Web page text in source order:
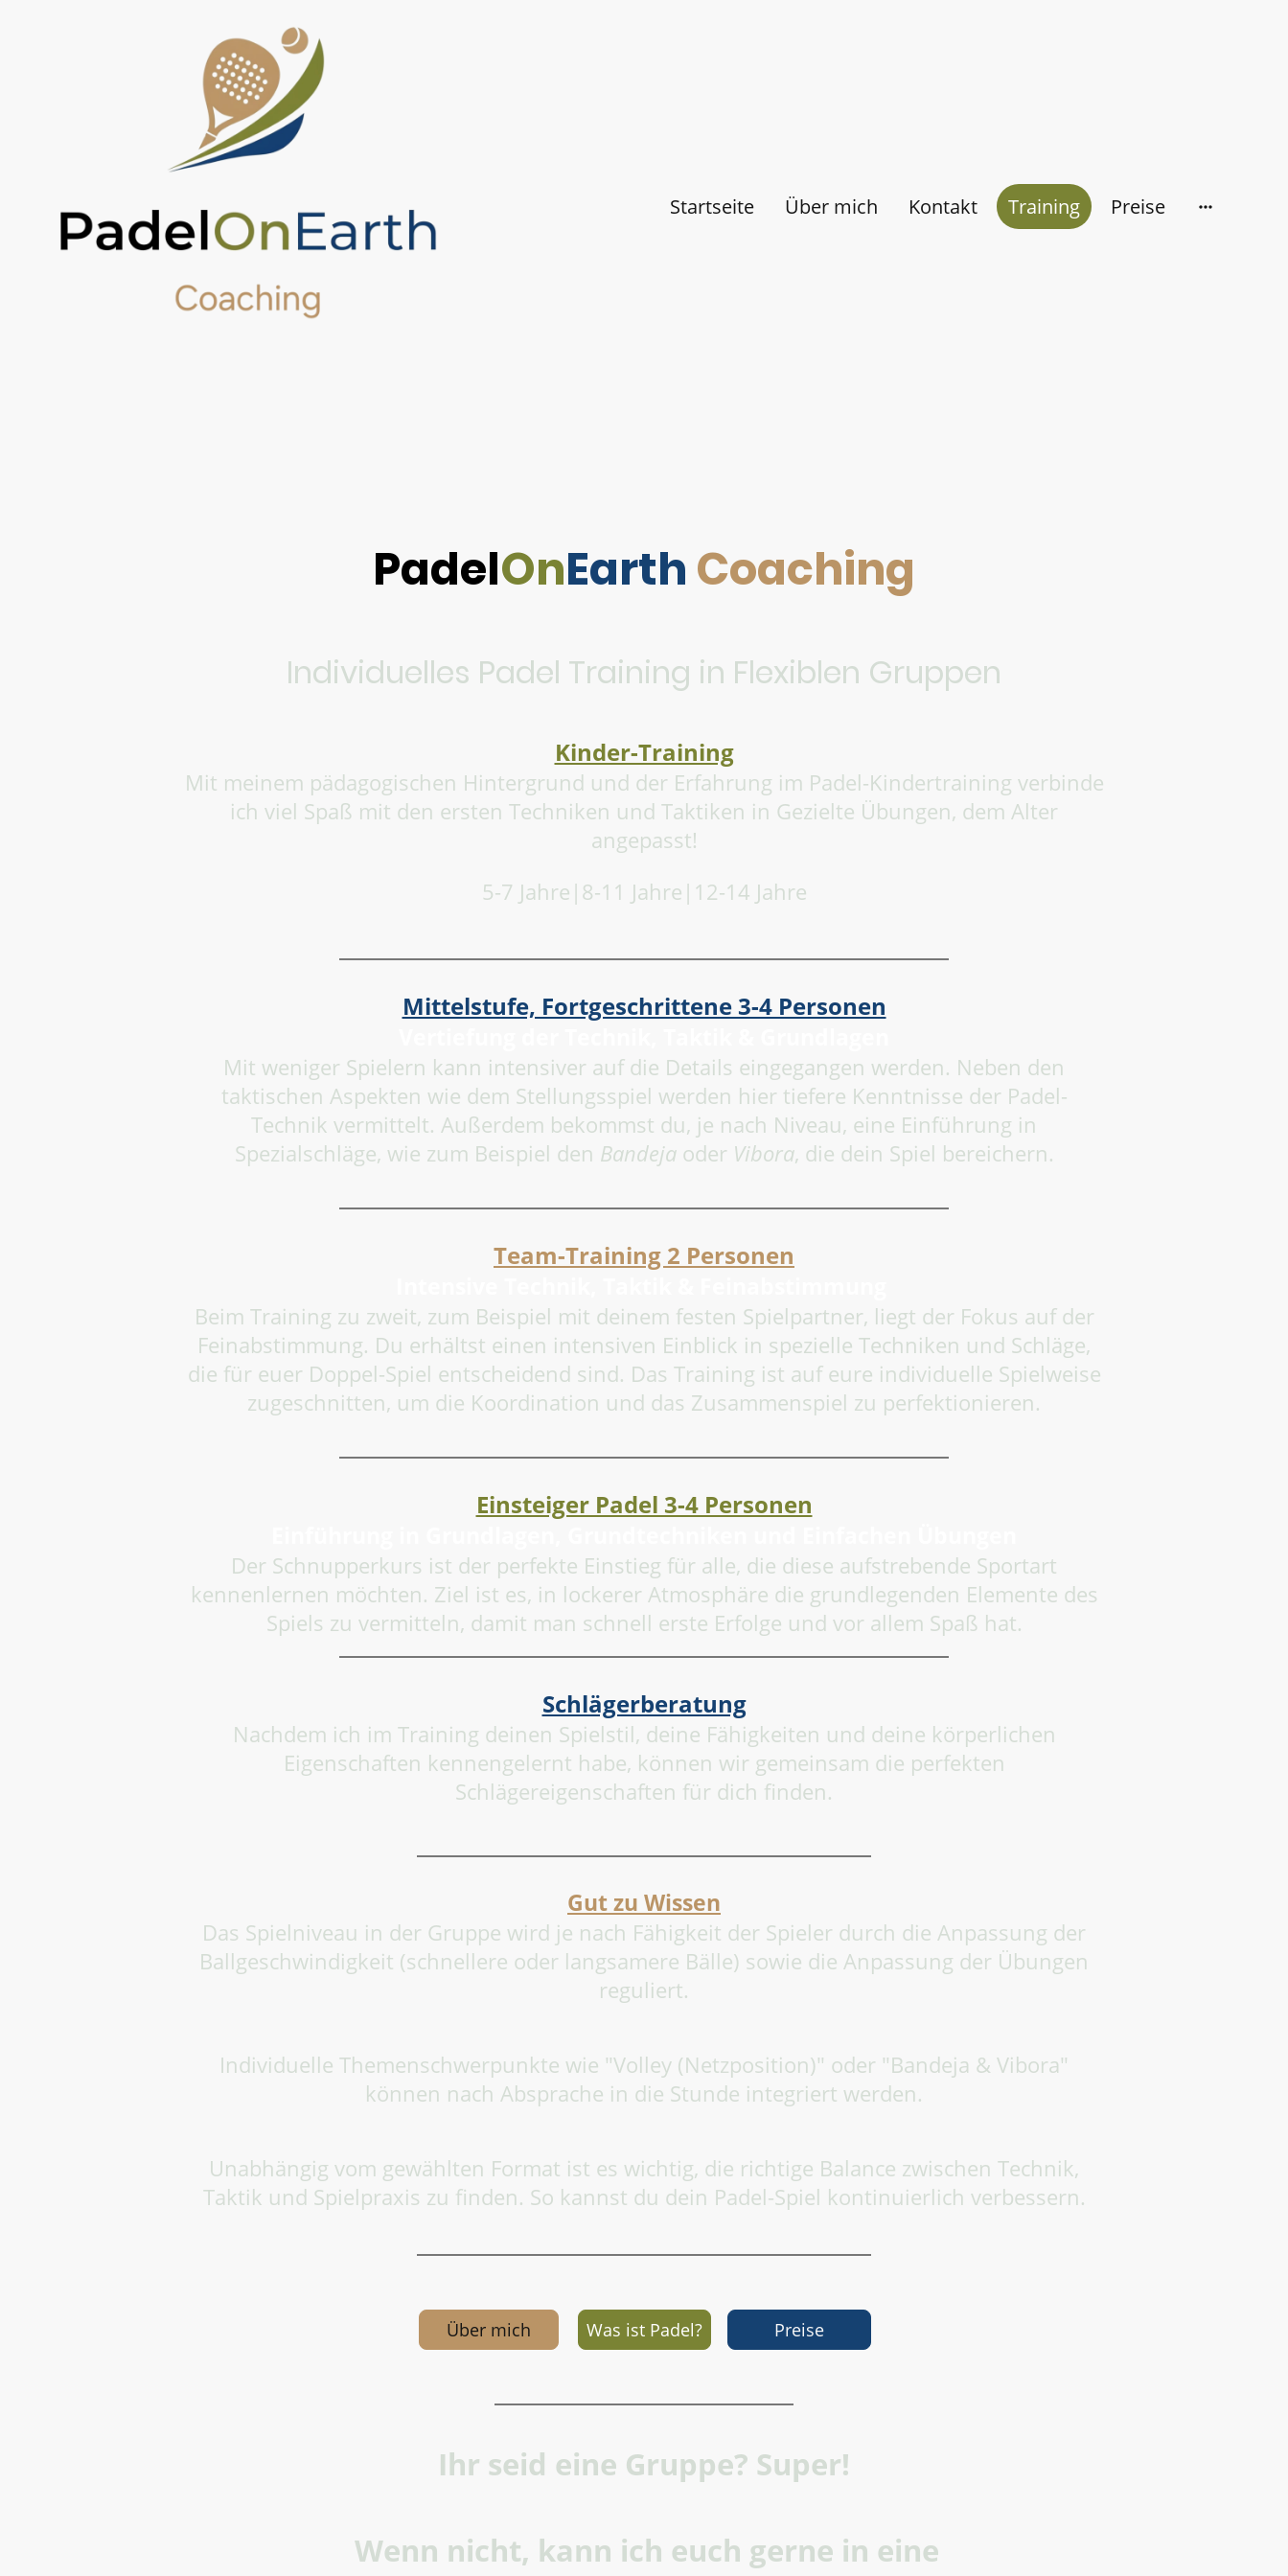
Startseite Über mich Kontakt Training Preise
PadelOnEarth Coaching
Individuelles Padel Training in Flexiblen Gruppen
Kinder-Training
Mit meinem pädagogischen Hintergrund und der Erfahrung im Padel-Kindertraining verbinde
ich viel Spaß mit den ersten Techniken und Taktiken in Gezielte Übungen, dem Alter
angepasst!
5-7 Jahre| 8-11 Jahre|12-14 Jahre
Team-Training 2 Personen
Beim Training zu zweit, zum Beispiel mit deinem festen Spielpartner, liegt der Fokus auf der
Feinabstimmung. Du erhältst einen intensiven Einblick in spezielle Techniken und Schläge,
die für euer Doppel-Spiel entscheidend sind. Das Training ist auf eure individuelle Spielweise
zugeschnitten, um die Koordination und das Zusammenspiel zu perfektionieren.
Einsteiger Padel 3-4 Personen
Der Schnupperkurs ist der perfekte Einstieg für alle, die diese aufstrebende Sportart
kennenlernen möchten. Ziel ist es, in lockerer Atmosphäre die grundlegenden Elemente des
Spiels zu vermitteln, damit man schnell erste Erfolge und vor allem Spaß hat.
Schlägerberatung
Nachdem ich im Training deinen Spielstil, deine Fähigkeiten und deine körperlichen
Eigenschaften kennengelernt habe, können wir gemeinsam die perfekten
Schlägereigenschaften für dich finden.
Gut zu Wissen
Das Spielniveau in der Gruppe wird je nach Fähigkeit der Spieler durch die Anpassung der
Ballgeschwindigkeit (schnellere oder langsamere Bälle) sowie die Anpassung der Übungen
reguliert.
Individuelle Themenschwerpunkte wie "Volley (Netzposition)" oder "Bandeja & Vibora"
können nach Absprache in die Stunde integriert werden.
Unabhängig vom gewählten Format ist es wichtig, die richtige Balance zwischen Technik,
Taktik und Spielpraxis zu finden. So kannst du dein Padel-Spiel kontinuierlich verbessern.
Über mich Was ist Padel? Preise
Ihr seid eine Gruppe? Super!
Wenn nicht, kann ich euch gerne in eine
Mittelstufe, Fortgeschrittene 3-4 Personen
Mit weniger Spielern kann intensiver auf die Details eingegangen werden. Neben den
taktischen Aspekten wie dem Stellungsspiel werden hier tiefere Kenntnisse der Padel-
Technik vermittelt. Außerdem bekommst du, je nach Niveau, eine Einführung in
Spezialschläge, wie zum Beispiel den Bandejaoder Vibora, die dein Spiel bereichern.